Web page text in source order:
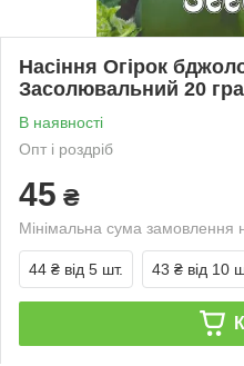
Насіння Огірок
Засолювальний 20
В наявності
Опт і роздріб
45 ₴
Мінімальна сума замовлення
44 ₴ від 5 шт. 43 ₴ від 10